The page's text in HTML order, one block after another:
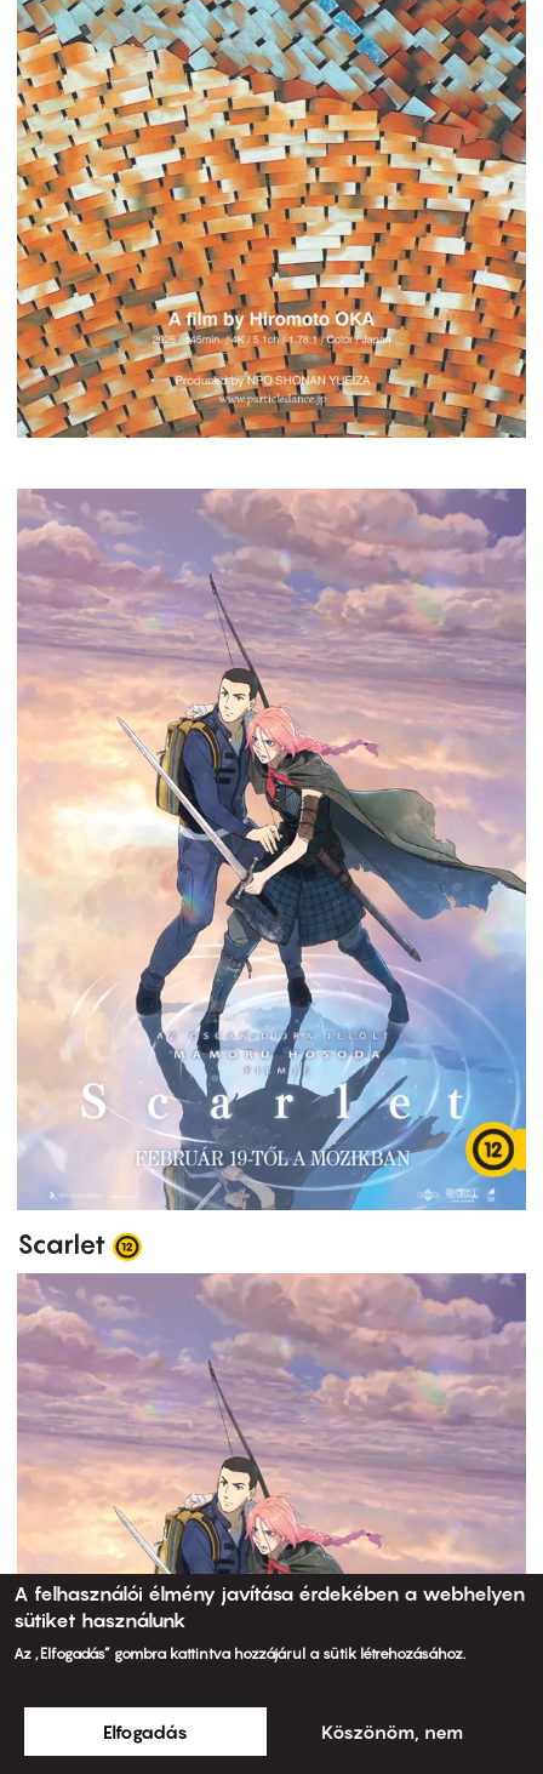
Scarlet
A felhasználói élmény javítása érdekében a webhelyen
sütiket használunk
Az „Elfogadás” gombra kattintva hozzájárul a sütik létrehozásához.
Elfogadás Köszönöm, nem